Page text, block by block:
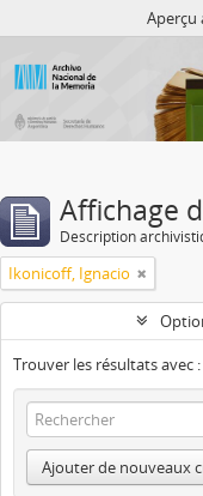
Aperçu
Affichage
Description
Ikonicoff, Ignacio
Trouver les résultats avec :
Ajouter de nouveaux